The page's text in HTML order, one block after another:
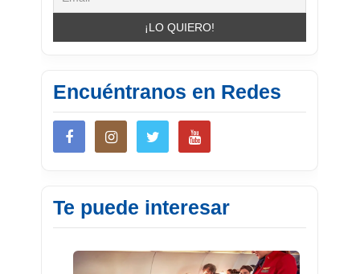
Encuéntranos en Redes
Te puede interesar